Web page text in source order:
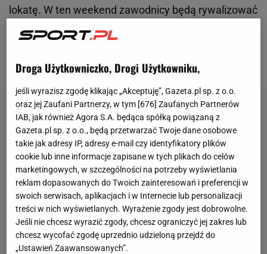
lokatę. W ten weekend zawodnicy będą rywalizować
w słoweńskiej Planicy. To właśnie na mamuciej
sezonie.
Droga Użytkowniczko, Drogi Użytkowniku,
jeśli wyrazisz zgodę klikając „Akceptuję”, Gazeta.pl sp. z o.o.
oraz jej Zaufani Partnerzy, w tym [676] Zaufanych Partnerów
IAB, jak również Agora S.A. będąca spółką powiązaną z
Gazeta.pl sp. z o.o., będą przetwarzać Twoje dane osobowe
takie jak adresy IP, adresy e-mail czy identyfikatory plików
cookie lub inne informacje zapisane w tych plikach do celów
marketingowych, w szczególności na potrzeby wyświetlania
reklam dopasowanych do Twoich zainteresowań i preferencji w
swoich serwisach, aplikacjach i w Internecie lub personalizacji
treści w nich wyświetlanych. Wyrażenie zgody jest dobrowolne.
Jeśli nie chcesz wyrazić zgody, chcesz ograniczyć jej zakres lub
chcesz wycofać zgodę uprzednio udzieloną przejdź do
„Ustawień Zaawansowanych”.